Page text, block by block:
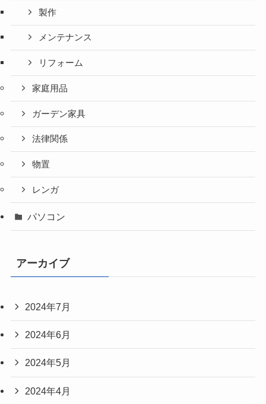
製作
メンテナンス
リフォーム
家庭用品
ガーデン家具
法律関係
物置
レンガ
パソコン
アーカイブ
2024年7月
2024年6月
2024年5月
2024年4月